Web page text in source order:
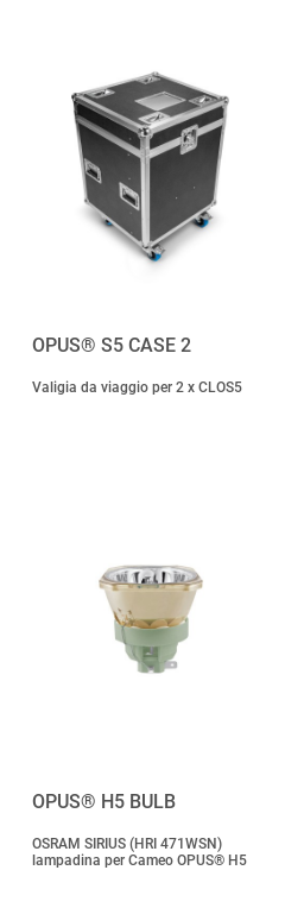
OPUS® S5 CASE 2
Valigia da viaggio per 2 x CLOS5
OPUS® H5 BULB
OSRAM SIRIUS (HRI 471WSN)
lampadina per Cameo OPUS® H5